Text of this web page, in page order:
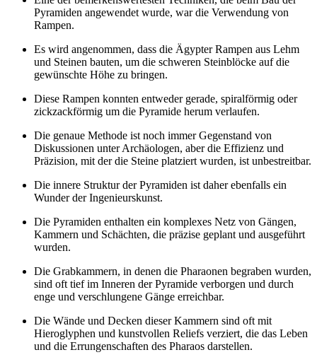
Pyramiden angewendet wurde, war die Verwendung von
Rampen.
Es wird angenommen, dass die Ägypter Rampen aus Lehm
und Steinen bauten, um die schweren Steinblöcke auf die
gewünschte Höhe zu bringen.
Diese Rampen konnten entweder gerade, spiralförmig oder
zickzackförmig um die Pyramide herum verlaufen.
Die genaue Methode ist noch immer Gegenstand von
Diskussionen unter Archäologen, aber die Effizienz und
Präzision, mit der die Steine platziert wurden, ist unbestreitbar.
Die innere Struktur der Pyramiden ist daher ebenfalls ein
Wunder der Ingenieurskunst.
Die Pyramiden enthalten ein komplexes Netz von Gängen,
Kammern und Schächten, die präzise geplant und ausgeführt
wurden.
Die Grabkammern, in denen die Pharaonen begraben wurden,
sind oft tief im Inneren der Pyramide verborgen und durch
enge und verschlungene Gänge erreichbar.
Die Wände und Decken dieser Kammern sind oft mit
Hieroglyphen und kunstvollen Reliefs verziert, die das Leben
und die Errungenschaften des Pharaos darstellen.